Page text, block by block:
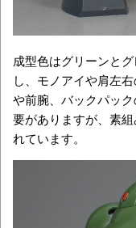
成型色はグリーンと
し、モノアイや肩左
や前腕、バックパッ
要がありますが、素
れています。